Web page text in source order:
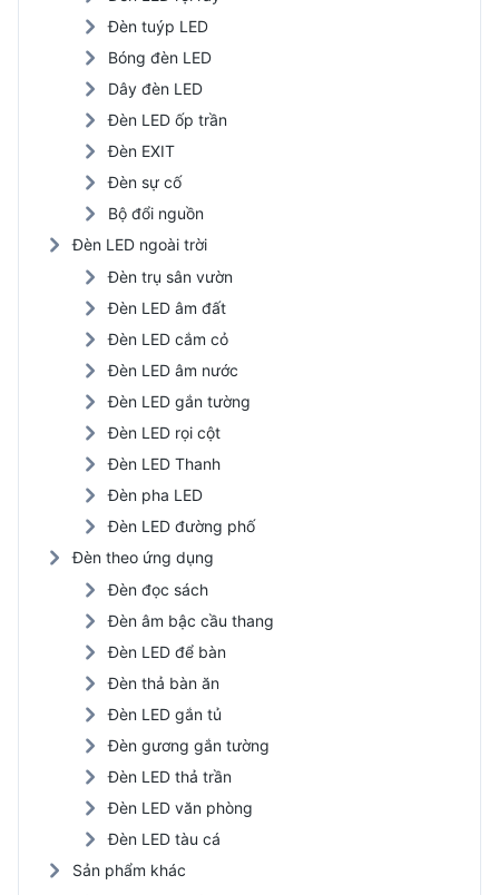
Đèn tuýp LED
Bóng đèn LED
Dây đèn LED
Đèn LED ốp trần
Đèn EXIT
Đèn sự cố
Bộ đổi nguồn
Đèn LED ngoài trời
Đèn trụ sân vườn
Đèn LED âm đất
Đèn LED cắm cỏ
Đèn LED âm nước
Đèn LED gắn tường
Đèn LED rọi cột
Đèn LED Thanh
Đèn pha LED
Đèn LED đường phố
Đèn theo ứng dụng
Đèn đọc sách
Đèn âm bậc cầu thang
Đèn LED để bàn
Đèn thả bàn ăn
Đèn LED gắn tủ
Đèn gương gắn tường
Đèn LED thả trần
Đèn LED văn phòng
Đèn LED tàu cá
Sản phẩm khác